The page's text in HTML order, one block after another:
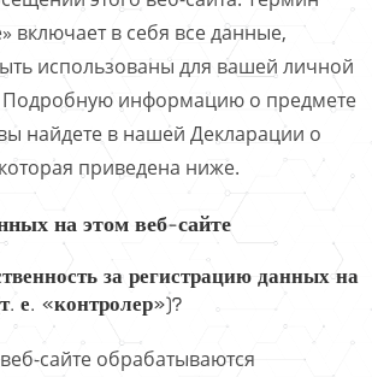
включает в себя все данные,
использованы для вашей личной
Подробную информацию о предмете
найдете в нашей Декларации о
приведена ниже.
на этом веб-сайте
за регистрацию данных на
е. «контролер»)?
сайте обрабатываются